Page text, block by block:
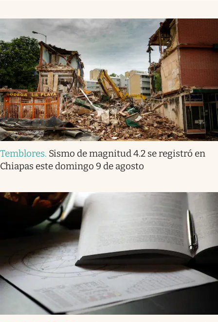
Temblores. Sismo de magnitud 4.2 se registró en
Chiapas este domingo 9 de agosto